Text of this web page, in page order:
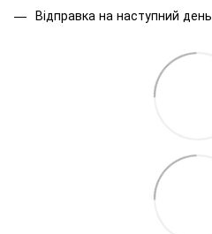
Відправка на наступний день